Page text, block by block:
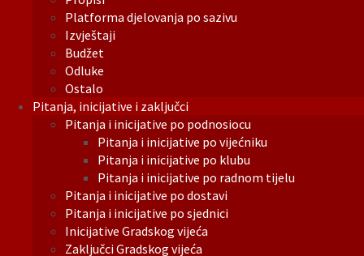
Platforma djelovanja po sazivu
Izvještaji
Budžet
Odluke
Ostalo
Pitanja, inicijative i zaključci
Pitanja i inicijative po podnosiocu
Pitanja i inicijative po vijećniku
Pitanja i inicijative po klubu
Pitanja i inicijative po radnom tijelu
Pitanja i inicijative po dostavi
Pitanja i inicijative po sjednici
Inicijative Gradskog vijeća
Zaključci Gradskog vijeća